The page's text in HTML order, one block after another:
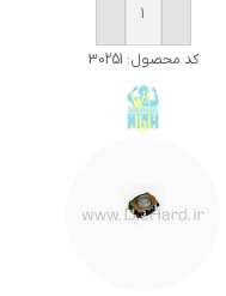
خرید
کد محصول: 30251